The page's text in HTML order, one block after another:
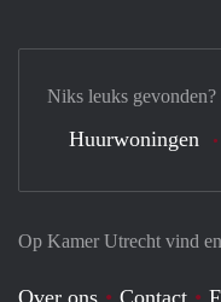
Op Kamer Utrecht vind
Over ons Contact
Niks leuks
Huurwoningen